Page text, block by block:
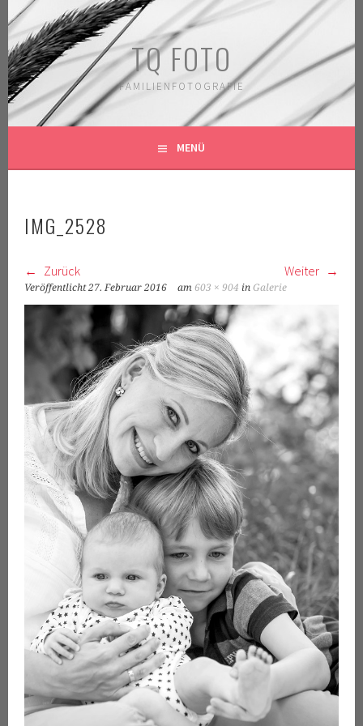
Springe
zum
Inhalt
TQ FOTO
FAMILIENFOTOGRAFIE
MENÜ
IMG_2528
Zurück Weiter
Veröffentlicht27. Februar 2016 am 603 × 904 inGalerie